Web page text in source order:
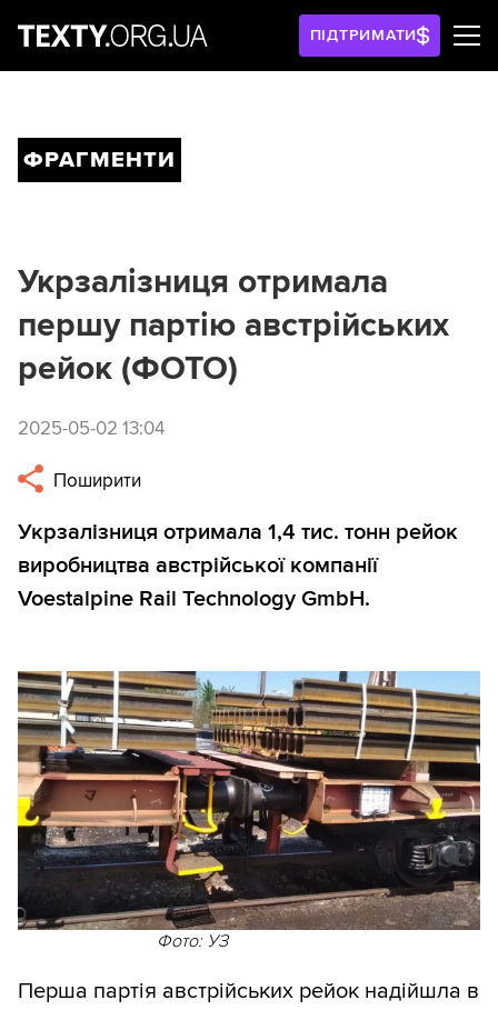
ПІДТРИМАТИ
ФРАГМЕНТИ
Укрзалізниця отримала
першу партію австрійських
рейок (ФОТО)
2025-05-02 13:04
Поширити
Укрзалізниця отримала 1,4 тис. тонн рейок
виробництва австрійської компанії
Voestalpine Rail Technology GmbH.
Фото: УЗ
Перша партія австрійських рейок надійшла в